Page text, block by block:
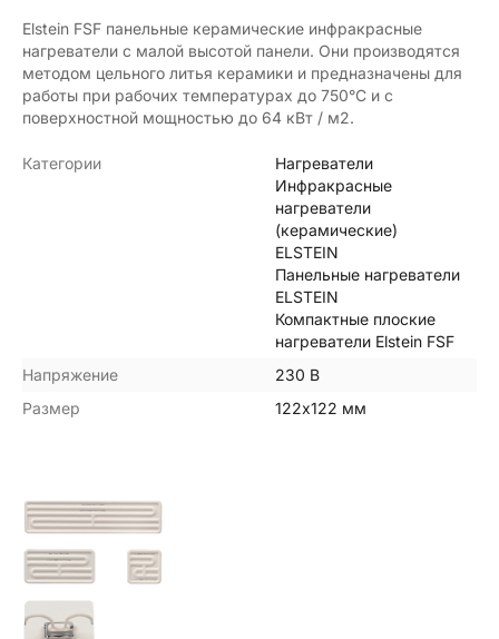
Elstein FSF панельные керамические инфракрасные
нагреватели с малой высотой панели. Они производятся
методом цельного литья керамики и предназначены для
работы при рабочих температурах до 750°С и с
поверхностной мощностью до 64 кВт / м2.
Категории
Нагреватели
Инфракрасные
нагреватели
(керамические)
ELSTEIN
Панельные нагреватели
ELSTEIN
Компактные плоские
нагреватели Elstein FSF
Напряжение
230 В
Размер
122х122 мм